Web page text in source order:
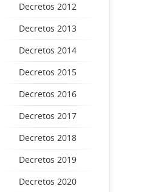
Decretos 2012
Decretos 2013
Decretos 2014
Decretos 2015
Decretos 2016
Decretos 2017
Decretos 2018
Decretos 2019
Decretos 2020